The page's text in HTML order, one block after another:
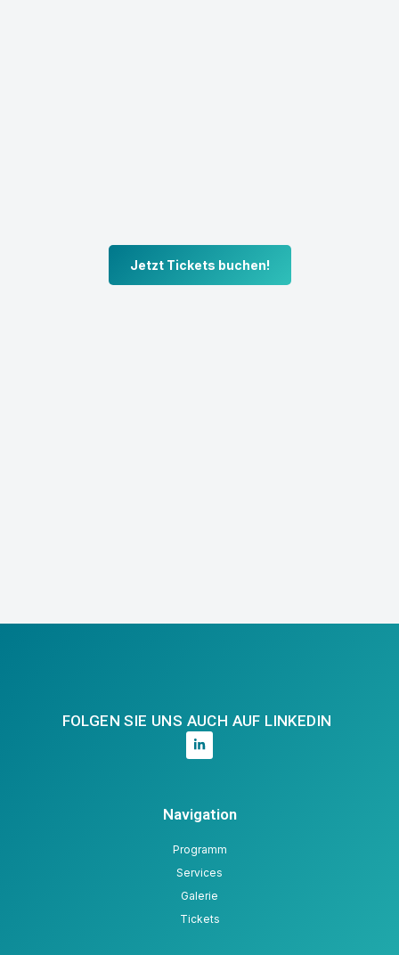
Jetzt Tickets buchen!
FOLGEN SIE UNS AUCH AUF LINKEDIN
Navigation
Programm
Services
Galerie
Tickets